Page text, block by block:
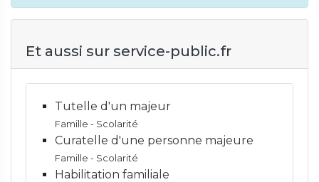
Et aussi sur service-public.fr
Tutelle d'un majeur
Famille - Scolarité
Curatelle d'une personne majeure
Famille - Scolarité
Habilitation familiale